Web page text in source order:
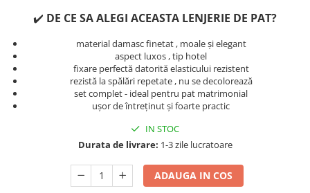
Lenjerii Damasc Egiptean King Size
Persoana
Lenjerii De Pat Damasc 1 Persoana
Lenjerii De Pat, Imprimeu 3D, 1
Persoana
✔️ DE CE SA ALEGI ACEASTA LENJERIE DE PAT?
material damasc finetat , moale și elegant
aspect luxos , tip hotel
fixare perfectă datorită elasticului rezistent
rezistă la spălări repetate , nu se decolorează
set complet - ideal pentru pat matrimonial
ușor de întreținut și foarte practic
IN STOC
Durata de livrare: 1-3 zile lucratoare
ADAUGA IN COS